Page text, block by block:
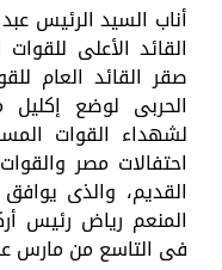
أناب السيد الرئيس
القائد الأعلى
صقر القائد العام
الحربى لوضع إكليل
لشهداء القوات
احتفالات مصر
القديم، والذى
المنعم رياض رئيس
فى التاسع من مارس عام